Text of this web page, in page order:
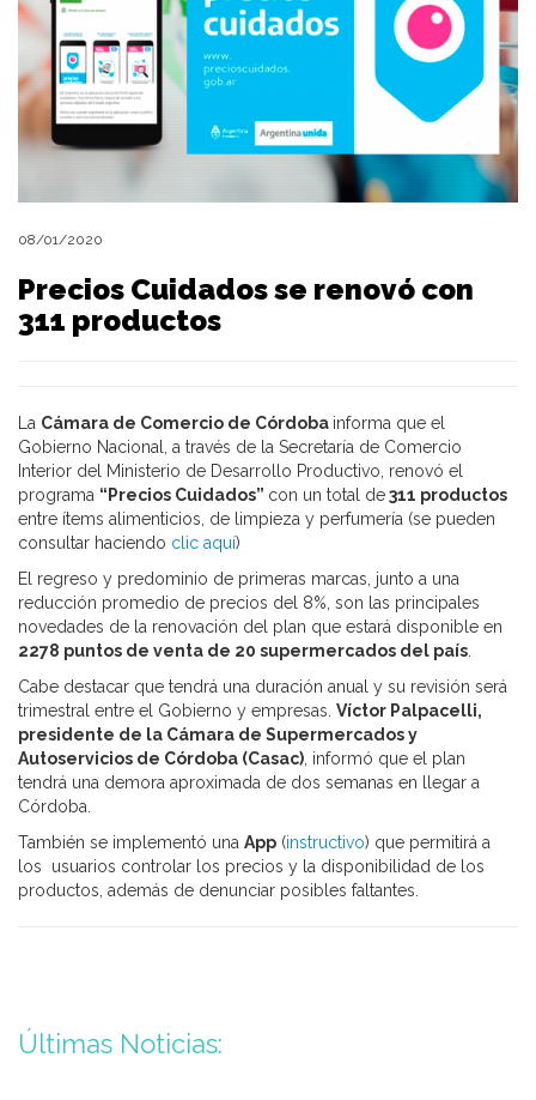
08/01/2020
Precios Cuidados se renovó con
311 productos
La Cámara de Comercio de Córdoba informa que el
Gobierno Nacional, a través de la Secretaría de Comercio
Interior del Ministerio de Desarrollo Productivo, renovó el
programa “Precios Cuidados” con un total de311 productos
entre ítems alimenticios, de limpieza y perfumería (se pueden
consultar haciendo clic aquí)
El regreso y predominio de primeras marcas, junto a una
reducción promedio de precios del 8%, son las principales
novedades de la renovación del plan que estará disponible en
2278 puntos de venta de 20 supermercados del país
Cabe destacar que tendrá una duración anual y su revisión será
trimestral entre el Gobierno y empresas. Víctor Palpacelli,
presidente de la Cámara de Supermercados y
Autoservicios de Córdoba (Casac) , informó que el plan
tendrá una demora aproximada de dos semanas en llegar a
Córdoba.
También se implementó una App (instructivo) que permitirá a
los usuarios controlar los precios y la disponibilidad de los
productos, además de denunciar posibles faltantes.
Últimas Noticias: